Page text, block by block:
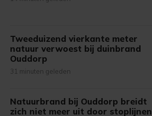
Tweeduizend vierkante meter
natuur verwoest bij duinbrand
Ouddorp
31 minuten geleden
Natuurbrand bij Ouddorp breidt
zich niet meer uit door stoplijnen